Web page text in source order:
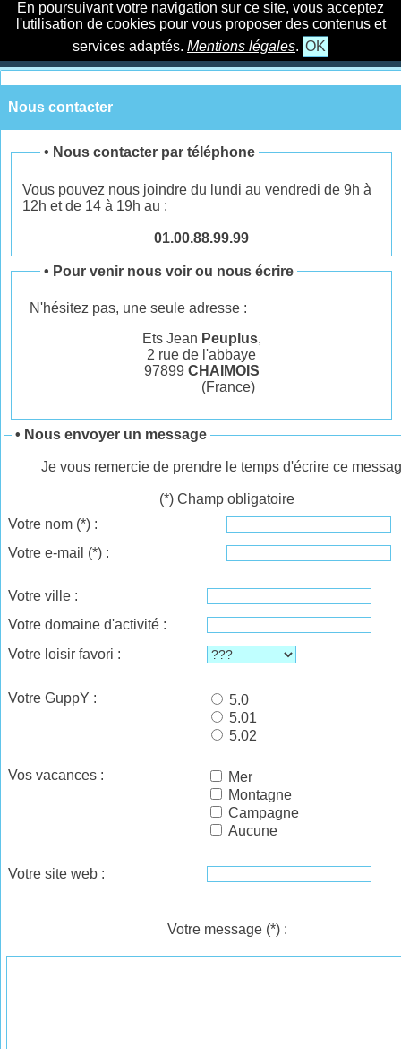
En poursuivant votre navigation sur ce site, vous acceptez
l'utilisation de cookies pour vous proposer des contenus et
services adaptés. Mentions légales. OK
Nous contacter
• Nous contacter par téléphone
Vous pouvez nous joindre du lundi au vendredi de 9h à
12h et de 14 à 19h au :
01.00.88.99.99
• Pour venir nous voir ou nous écrire
N'hésitez pas, une seule adresse :
Ets Jean Peuplus,
2 rue de l'abbaye
97899 CHAIMOIS
(France)
• Nous envoyer un message
Je vous remercie de prendre le temps d'écrire ce
(*) Champ obligatoire
Votre nom (*) :
Votre e-mail (*) :
Votre ville :
Votre domaine d'activité :
Votre loisir favori :
Votre GuppY :
5.0
5.01
5.02
Vos vacances :
Mer
Montagne
Campagne
Aucune
Votre site web :
Votre message (*):